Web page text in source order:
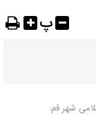
پ
شهر قم: